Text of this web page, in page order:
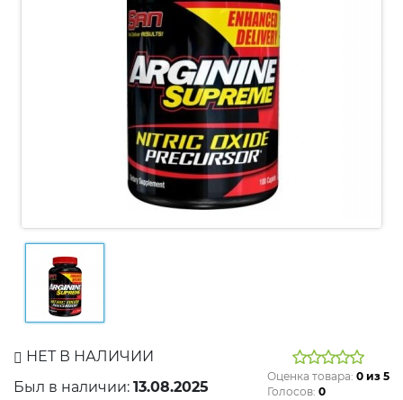
НЕТ В НАЛИЧИИ
Был в наличии: 13.08.2025
Оценка товара: 0 из 5
Голосов: 0